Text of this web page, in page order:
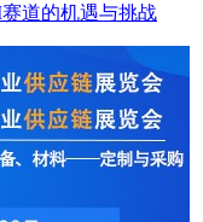
道的机遇与挑战